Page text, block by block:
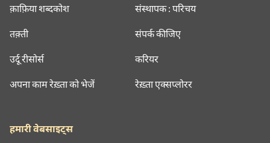
क़ाफ़िया शब्दकोश
तक़्ती
उर्दू रीसोर्स
अपना काम रेख़्ता को भेजें
संस्थापक : परिचय
संपर्क कीजिए
करियर
रेख़्ता एक्सप्लोरर
हमारी वेबसाइट्स